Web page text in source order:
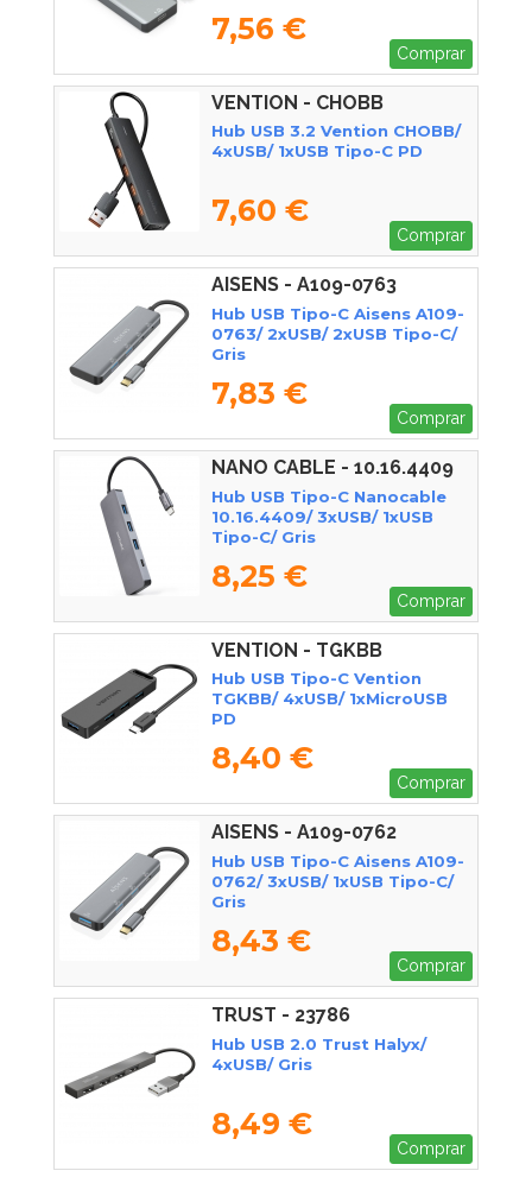
7,56 €
Comprar
VENTION - CHOBB
Hub USB 3.2 Vention CHOBB/
4xUSB/ 1xUSB Tipo-C PD
7,60 €
Comprar
AISENS - A109-0763
Hub USB Tipo-C Aisens A109-
0763/ 2xUSB/ 2xUSB Tipo-C/
Gris
7,83 €
Comprar
NANO CABLE - 10.16.4409
Hub USB Tipo-C Nanocable
10.16.4409/ 3xUSB/ 1xUSB
Tipo-C/ Gris
8,25 €
Comprar
VENTION - TGKBB
Hub USB Tipo-C Vention
TGKBB/ 4xUSB/ 1xMicroUSB
PD
8,40 €
Comprar
AISENS - A109-0762
Hub USB Tipo-C Aisens A109-
0762/ 3xUSB/ 1xUSB Tipo-C/
Gris
8,43 €
Comprar
TRUST - 23786
Hub USB 2.0 Trust Halyx/
4xUSB/ Gris
8,49 €
Comprar